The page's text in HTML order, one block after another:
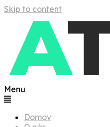
Skip to content
Menu
Domov